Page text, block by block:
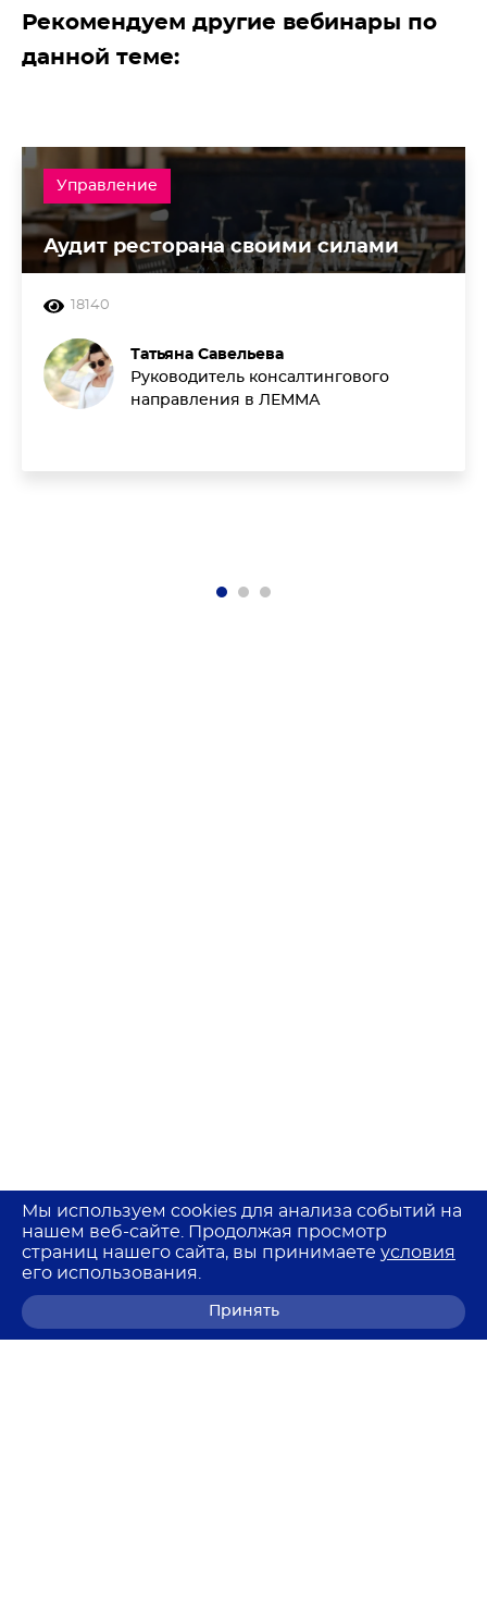
Рекомендуем другие вебинары по
данной теме:
Управление
Аудит ресторана своими силами
18140
Татьяна Савельева
Руководитель консалтингового
направления в ЛЕММА
Мы используем cookies для анализа событий на
нашем веб-сайте. Продолжая просмотр
страниц нашего сайта, вы принимаете условия
его использования.
Принять